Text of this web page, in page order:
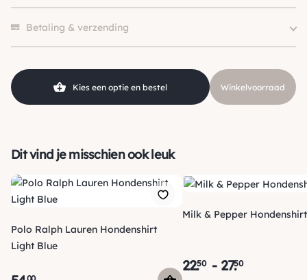
Size
XXS, M, XL
MerkBetaling & verzending
Kies een optie en bestel Winkelvoorraad
Dit vind je misschien ook leuk
Polo Ralph Lauren Hondenshirt
Light Blue
Milk & Pepper
22.50 - 27.50